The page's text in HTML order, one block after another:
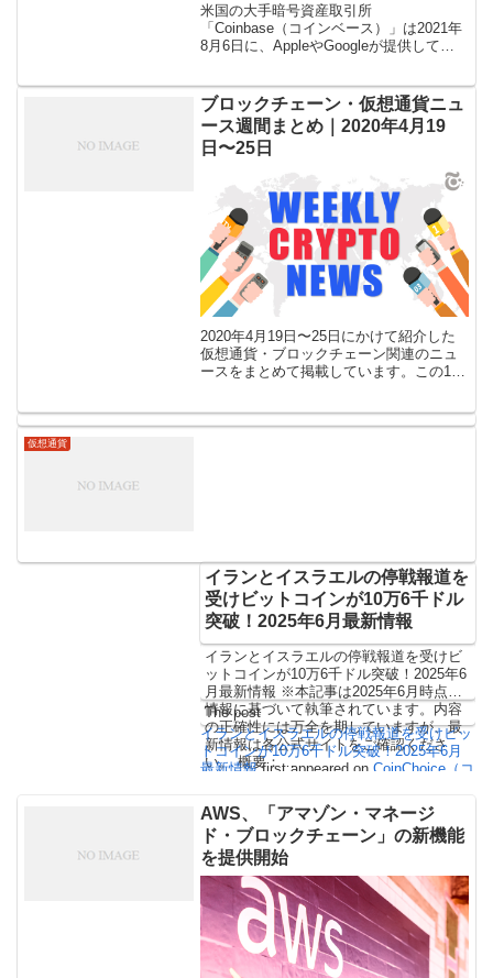
米国の大手暗号資産取引所
「Coinbase（コインベース）」は2021年
8月6日に、AppleやGoogleが提供してい
貨の購入に […]
ブロックチェーン・仮想通貨ニュ
ース週間まとめ｜2020年4月19
日〜25日
2020年4月19日〜25日にかけて紹介した
仮想通貨・ブロックチェーン関連のニュ
ースをまとめて掲載しています。この1週
らから読む：2020年 […]
仮想通貨
イランとイスラエルの停戦報道を
受けビットコインが10万6千ドル
突破！2025年6月最新情報
イランとイスラエルの停戦報道を受けビ
ットコインが10万6千ドル突破！2025年6
月最新情報 ※本記事は2025年6月時点の
情報に基づいて執筆されています。内容
の正確性には万全を期していますが、最
新情報は各公式サイトをご確認くださ
い。 概要：…
The post
イランとイスラエルの停戦報道を受けビッ
トコインが10万6千ドル突破！2025年6月
最新情報first appeared onCoinChoice（コ
AWS、「アマゾン・マネージ
ド・ブロックチェーン」の新機能
を提供開始